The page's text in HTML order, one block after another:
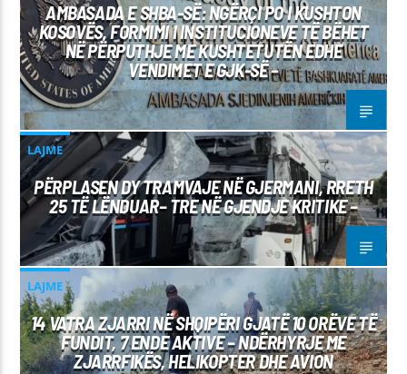
AMBASADA E SHBA-SË: NGËRÇI PO I KUSHTON
KOSOVËS, FORMIMI I INSTITUCIONEVE TË BËHET
NË PËRPUTHJE ME KUSHTETUTËN EDHE
VENDIMET E GJK-SË –
LAJME
PËRPLASEN DY TRAMVAJE NË GJERMANI, RRETH
25 TË LËNDUAR– TRE NË GJENDJE KRITIKE –
LAJME
14 VATRA ZJARRI NË SHQIPËRI GJATË 10 ORËVE TË
FUNDIT, 7 ENDE AKTIVE – NDËRHYRJE ME
ZJARRFIKËS, HELIKOPTER DHE AVION